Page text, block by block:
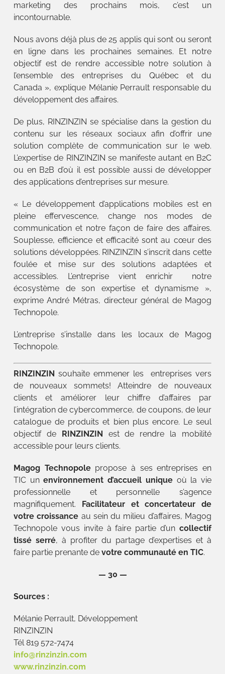
marketing des prochains mois, c’est un
incontournable.
Nous avons déjà plus de 25 applis qui sont ou seront
en ligne dans les prochaines semaines. Et notre
objectif est de rendre accessible notre solution à
l’ensemble des entreprises du Québec et du
Canada », explique Mélanie Perrault responsable du
développement des affaires.
De plus, RINZINZIN se spécialise dans la gestion du
contenu sur les réseaux sociaux afin d’offrir une
solution complète de communication sur le web.
L’expertise de RINZINZIN se manifeste autant en B2C
ou en B2B d’où il est possible aussi de développer
des applications d’entreprises sur mesure.
« Le développement d’applications mobiles est en
pleine effervescence, change nos modes de
communication et notre façon de faire des affaires.
Souplesse, efficience et efficacité sont au cœur des
solutions développées. RINZINZIN s’inscrit dans cette
foulée et mise sur des solutions adaptées et
accessibles. L’entreprise vient enrichir notre
écosystème de son expertise et dynamisme »,
exprime André Métras, directeur général de Magog
Technopole.
L’entreprise s’installe dans les locaux de Magog
Technopole.
RINZINZIN souhaite emmener les entreprises vers
de nouveaux sommets! Atteindre de nouveaux
clients et améliorer leur chiffre d’affaires par
l’intégration de cybercommerce, de coupons, de leur
catalogue de produits et bien plus encore. Le seul
objectif de RINZINZIN est de rendre la mobilité
accessible pour leurs clients.
Magog Technopolepropose à ses entreprises en
TIC unenvironnement d’accueil uniqueoù la vie
professionnelle et personnelle s’agence
magnifiquement. Facilitateur et concertateur de
votre croissance au sein du milieu d’affaires, Magog
Technopole vous invite à faire partie d’uncollectif
tissé serré, à profiter du partage d’expertises et à
faire partie prenante de votre communauté en TIC.
— 30 —
Sources :
Mélanie Perrault, Développement
RINZINZIN
Tél 819 572-7474
info@rinzinzin.com
www.rinzinzin.com